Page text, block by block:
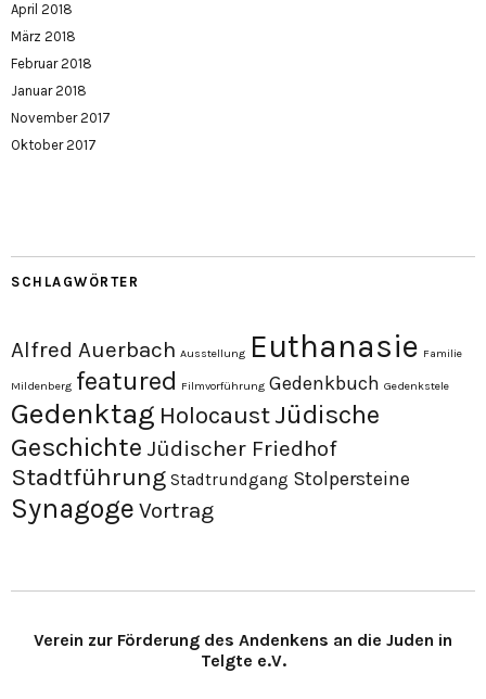
April 2018
März 2018
Februar 2018
Januar 2018
November 2017
Oktober 2017
SCHLAGWÖRTER
Alfred Auerbach Ausstellung Euthanasie Familie
Mildenberg featured Filmvorführung Gedenkbuch Gedenkstele
Gedenktag HolocaustJüdische
Geschichte Jüdischer Friedhof
Stadtführung Stadtrundgang Stolpersteine
Synagoge Vortrag
Verein zur Förderung des Andenkens an die Juden in
Telgte e.V.